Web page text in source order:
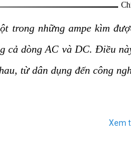
trong những ampe kìm
cả dòng AC và DC. Điều
từ dân dụng đến công
Xem